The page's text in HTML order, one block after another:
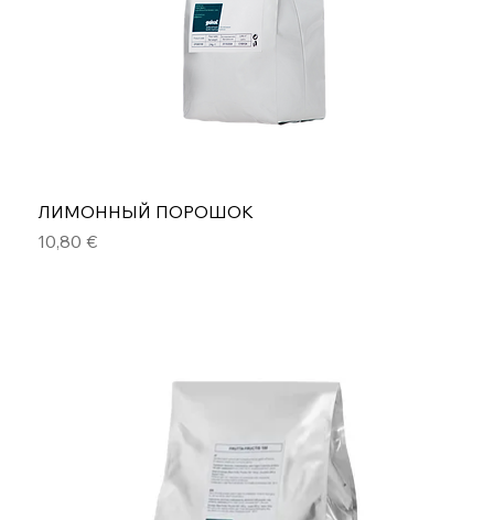
ЛИМОННЫЙ ПОРОШОК
Цена
10,80 €